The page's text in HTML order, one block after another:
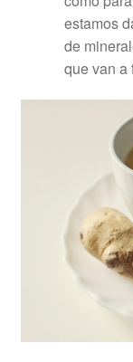
estamos
de
que van a